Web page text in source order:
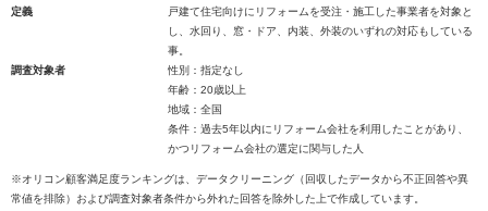
定義
戸建て住宅向けにリフォームを受注・施工した事業者を対象と
し、水回り、窓・ドア、内装、外装のいずれの対応もしている
事。
調査対象者
性別：指定なし
年齢：20歳以上
地域：全国
条件：過去5年以内にリフォーム会社を利用したことがあり、
かつリフォーム会社の選定に関与した人
※オリコン顧客満足度ランキングは、データクリーニング（回収したデータから不正回答や異
常値を排除）および調査対象者条件から外れた回答を除外した上で作成しています。